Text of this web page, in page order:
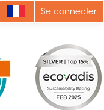
Se connecter